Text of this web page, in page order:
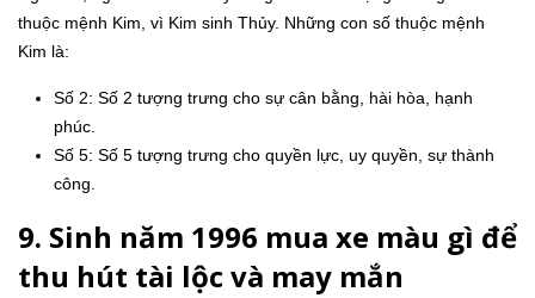
thuộc mệnh Kim, vì Kim sinh Thủy. Những con số thuộc mệnh
Kim là:
Số 2: Số 2 tượng trưng cho sự cân bằng, hài hòa, hạnh
phúc.
Số 5: Số 5 tượng trưng cho quyền lực, uy quyền, sự thành
công.
9. Sinh năm 1996 mua xe màu gì để
thu hút tài lộc và may mắn